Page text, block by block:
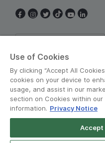
Grab for
Use of Cookies
By clicking “Accept All
cookies on your device to
usage, and assist in our
section on Cookies within
information. Privacy Notice
Accept